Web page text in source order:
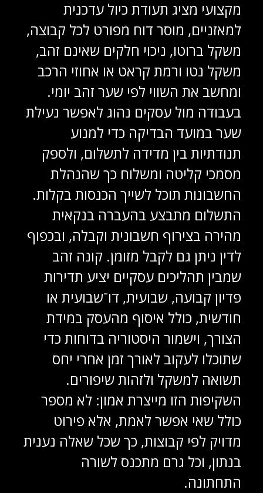
מקצועי מציג תעודת כיול עדכנית
למאזניים, מוסר דוח מפורט לכל קבוצה,
משקל ברוטו, ניכוי חלקים שאינם זהב,
משקל נטו ורמת קראט או אחוזי הרכב
ומחשב את השווי לפי שער זהב יומי.
בעבודה מול עסקים נהוג לאפשר נעילת
שער במועד הבדיקה כדי למנוע
תנודתיות בין מדידה לתשלום, ולספק
מסמכי קליטה ומשלוח כך שהנהלת
החשבונות תוכל לשייך הכנסות בקלות.
התשלום מתבצע בהעברה בנקאית
מהירה בצירוף חשבונית וקבלה, ובכפוף
לדין ניתן גם לקבל מזומן. קונה זהב
שמבין תהליכים עסקיים יציע תדירות
פדיון קבועה, שבועית, דו־שבועית או
חודשית, כולל איסוף מהעסק במידת
הצורך, וישמור היסטוריה בדוחות כדי
שתוכלו לעקוב לאורך זמן אחרי יחס
תשואה למשקל ולזהות שיפורים.
השקיפות הזו מייצרת אמון: לא מספר
כולל שאי אפשר לאמת, אלא פירוט
מדויק לפי קבוצות, כך שכל שאלה נענית
בנתון, וכל גרם מתכנס לשורה
התחתונה.